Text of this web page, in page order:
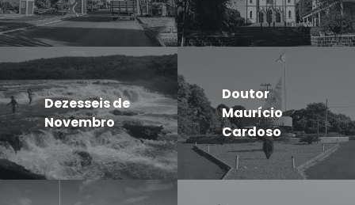
Dezesseis de
Novembro
Doutor
Maurício
Cardoso